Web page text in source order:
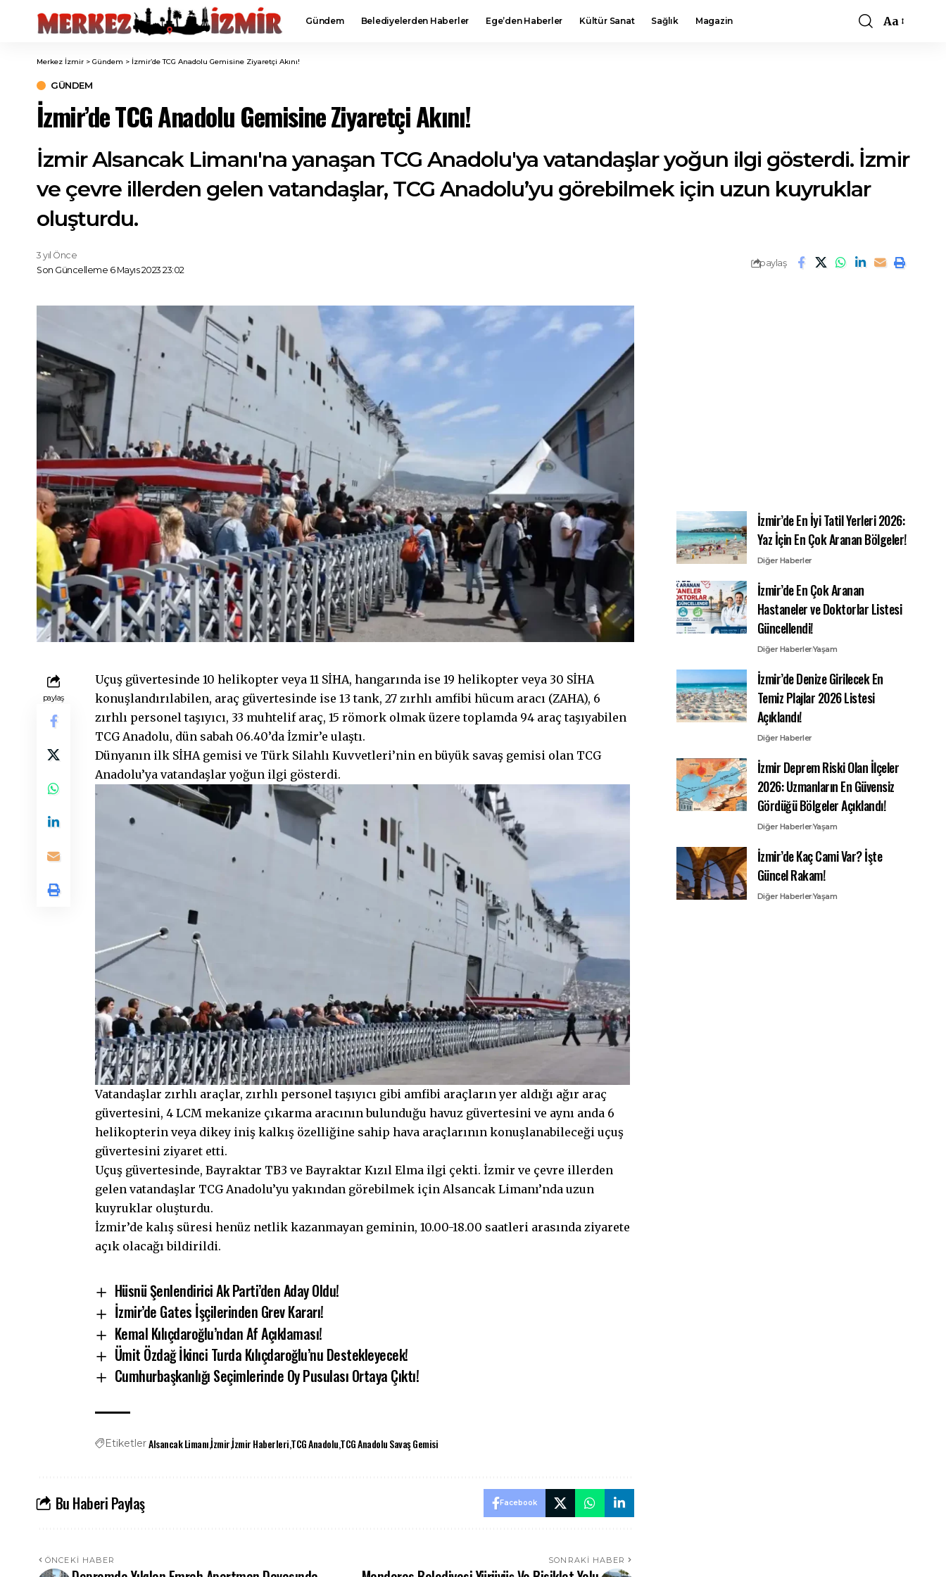
Gündem Belediyelerden Haberler Ege’den Haberler Kültür Sanat Sağlık Magazin
Font
Aa
Merkez İzmir > Gündem > İzmir’de TCG Anadolu Gemisine Ziyaretçi Akını!
GÜNDEM
İzmir’de TCG Anadolu Gemisine Ziyaretçi Akını!
İzmir Alsancak Limanı'na yanaşan TCG Anadolu'ya vatandaşlar yoğun ilgi gösterdi. İzmir
ve çevre illerden gelen vatandaşlar, TCG Anadolu’yu görebilmek için uzun kuyruklar
oluşturdu.
Son Güncelleme 6 Mayıs 2023 23:02
3 yıl Önce
paylaş
paylaş
Uçuş güvertesinde 10 helikopter veya 11 SİHA, hangarında ise 19 helikopter veya 30 SİHA
konuşlandırılabilen, araç güvertesinde ise 13 tank, 27 zırhlı amfibi hücum aracı (ZAHA), 6
zırhlı personel taşıyıcı, 33 muhtelif araç, 15 römork olmak üzere toplamda 94 araç taşıyabilen
TCG Anadolu, dün sabah 06.40’da İzmir’e ulaştı.
Dünyanın ilk SİHA gemisi ve Türk Silahlı Kuvvetleri’nin en büyük savaş gemisi olan TCG
Anadolu’ya vatandaşlar yoğun ilgi gösterdi.
Vatandaşlar zırhlı araçlar, zırhlı personel taşıyıcı gibi amfibi araçların yer aldığı ağır araç
güvertesini, 4 LCM mekanize çıkarma aracının bulunduğu havuz güvertesini ve aynı anda 6
helikopterin veya dikey iniş kalkış özelliğine sahip hava araçlarının konuşlanabileceği uçuş
güvertesini ziyaret etti.
Uçuş güvertesinde, Bayraktar TB3 ve Bayraktar Kızıl Elma ilgi çekti. İzmir ve çevre illerden
gelen vatandaşlar TCG Anadolu’yu yakından görebilmek için Alsancak Limanı’nda uzun
kuyruklar oluşturdu.
İzmir’de kalış süresi henüz netlik kazanmayan geminin, 10.00-18.00 saatleri arasında ziyarete
açık olacağı bildirildi.
Hüsnü Şenlendirici Ak Parti’den Aday Oldu!
İzmir’de Gates İşçilerinden Grev Kararı!
Kemal Kılıçdaroğlu’ndan Af Açıklaması!
Ümit Özdağ İkinci Turda Kılıçdaroğlu’nu Destekleyecek!
Cumhurbaşkanlığı Seçimlerinde Oy Pusulası Ortaya Çıktı!
EtiketlerAlsancak Limanıİzmirİzmir HaberleriTCG AnadoluTCG Anadolu Savaş Gemisi
Bu Haberi Paylaş Facebook
ÖNCEKI HABER SONRAKI HABER
İzmir’de En İyi Tatil Yerleri 2026:
Yaz İçin En Çok Aranan Bölgeler!
Diğer Haberler
İzmir’de En Çok Aranan
Hastaneler ve Doktorlar Listesi
Güncellendi!
Diğer HaberlerYaşam
İzmir’de Denize Girilecek En
Temiz Plajlar 2026 Listesi
Açıklandı!
Diğer Haberler
İzmir Deprem Riski Olan İlçeler
2026: Uzmanların En Güvensiz
Gördüğü Bölgeler Açıklandı!
Diğer HaberlerYaşam
İzmir’de Kaç Cami Var? İşte
Güncel Rakam!
Diğer HaberlerYaşam